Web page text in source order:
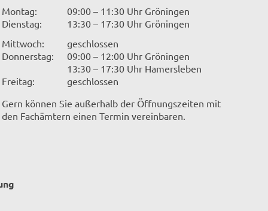
Montag:
09:00 – 11:30 Uhr Gröningen
Dienstag:
13:30 – 17:30 Uhr Gröningen
Mittwoch:
geschlossen
Donnerstag:
09:00 – 12:00 Uhr Gröningen
13:30 – 17:30 Uhr Hamersleben
Freitag:
geschlossen
Gern können Sie außerhalb der Öffnungszeiten mit
den Fachämtern einen Termin vereinbaren.